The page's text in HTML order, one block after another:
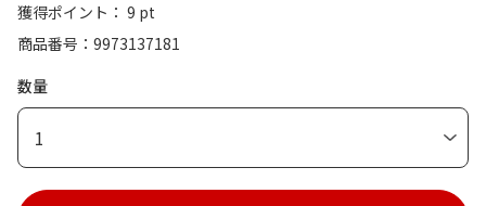
獲得ポイント： 9 pt
商品番号
9973137181
数量
1